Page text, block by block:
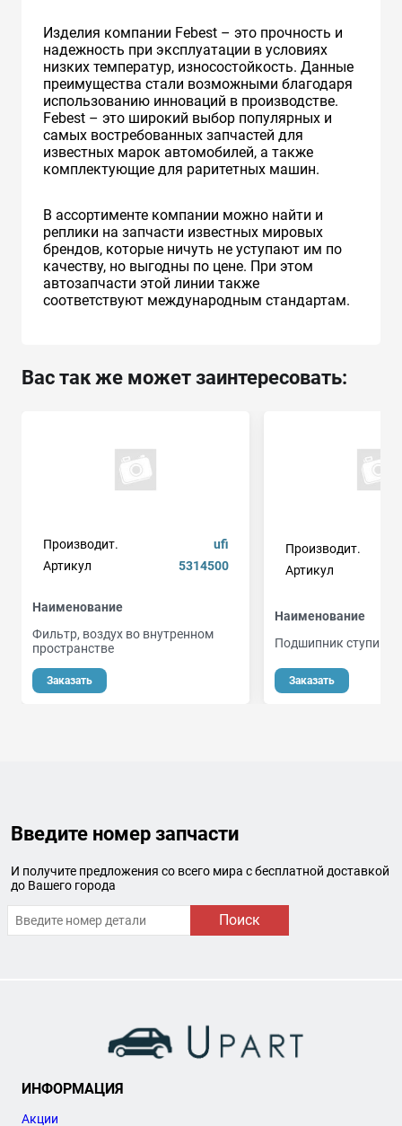
Изделия компании Febest – это прочность и
надежность при эксплуатации в условиях
низких температур, износостойкость. Данные
преимущества стали возможными благодаря
использованию инноваций в производстве.
Febest – это широкий выбор популярных и
самых востребованных запчастей для
известных марок автомобилей, а также
комплектующие для раритетных машин.
В ассортименте компании можно найти и
реплики на запчасти известных мировых
брендов, которые ничуть не уступают им по
качеству, но выгодны по цене. При этом
автозапчасти этой линии также
соответствуют международным стандартам.
Вас так же может заинтересовать:
Производит.
ufi
Артикул
5314500
Наименование
Фильтр, воздух во внутренном
пространстве
Заказать
Производит.
Артикул
Наименование
Подшипник ступицы
Заказать
Введите номер запчасти
И получите предложения со всего мира с бесплатной доставкой
до Вашего города
Поиск
ИНФОРМАЦИЯ
Акции